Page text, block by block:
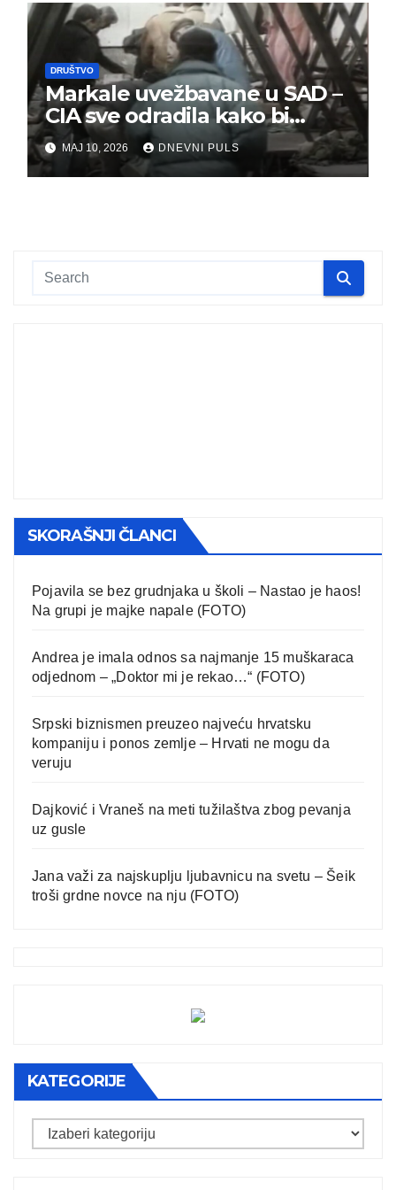
DRUŠTVO
Markale uvežbavane u SAD –
CIA sve odradila kako bi
optužili Srbe
MAJ 10, 2026 DNEVNI PULS
SKORAŠNJI ČLANCI
Pojavila se bez grudnjaka u školi – Nastao je haos!
Na grupi je majke napale (FOTO)
Andrea je imala odnos sa najmanje 15 muškaraca
odjednom – „Doktor mi je rekao…“ (FOTO)
Srpski biznismen preuzeo najveću hrvatsku
kompaniju i ponos zemlje – Hrvati ne mogu da
veruju
Dajković i Vraneš na meti tužilaštva zbog pevanja
uz gusle
Jana važi za najskuplju ljubavnicu na svetu – Šeik
troši grdne novce na nju (FOTO)
KATEGORIJE
Kategorije